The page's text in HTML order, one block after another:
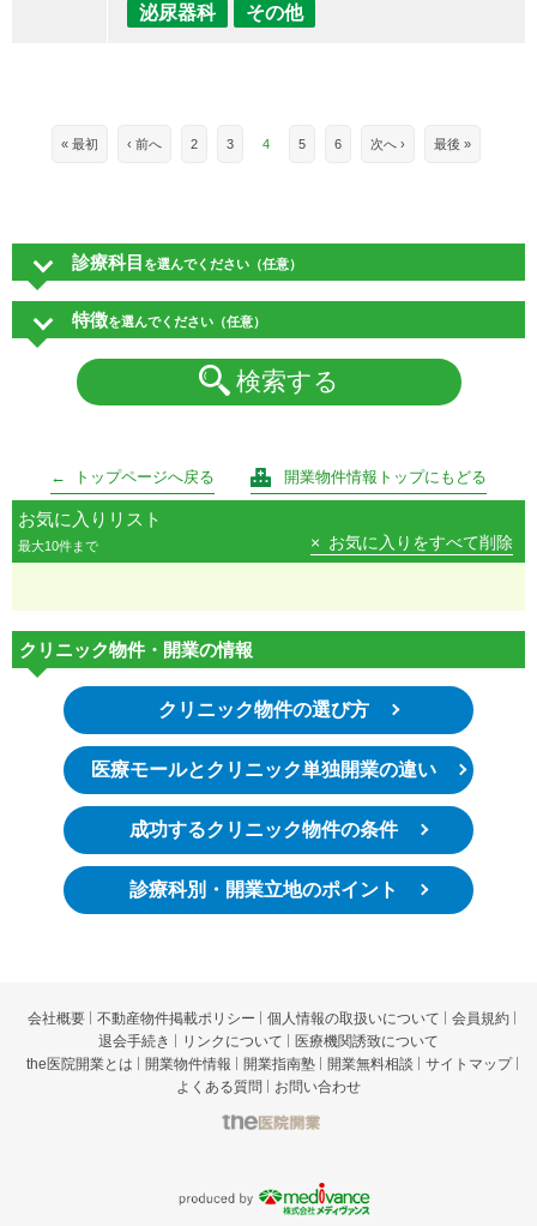
泌尿器科
その他
« 最初 ‹ 前へ 2 3 4 5 6 次へ › 最後 »
診療科目 を選んでください（任意）
特徴を選んでください（任意）
検索する
トップページへ戻る 開業物件情報トップにもどる
お気に入りリスト
最大10件まで お気に入りをすべて削除
クリニック物件・開業の情報
クリニック物件の選び方
医療モールとクリニック単独開業の違い
成功するクリニック物件の条件
診療科別・開業立地のポイント
会社概要 不動産物件掲載ポリシー 個人情報の取扱いについて
会員規約
退会手続き
リンクについて
医療機関誘致について
the医院開業とは
開業物件情報 開業指南塾 開業無料相談
サイトマップ
よくある質問
お問い合わせ
t
he医院開業